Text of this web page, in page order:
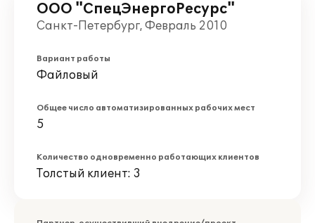
ООО "СпецЭнергоРесурс"
Санкт-Петербург, Февраль 2010
Вариант работы
Файловый
Общее число автоматизированных рабочих мест
5
Количество одновременно работающих клиентов
Толстый клиент: 3